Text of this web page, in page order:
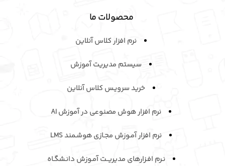
محصولات ما
نرم افزار کلاس آنلاین
سیستم مدیریت آموزش
خرید سرویـس کلاس آنلاین
نرم افزار هوش مصنوعی در آموزش AI
نرم افزار آمـوزش مجـازی هوشـمند LMS
نـرم افـزارهای مدیریــت آمـوزش دانـشگـاه